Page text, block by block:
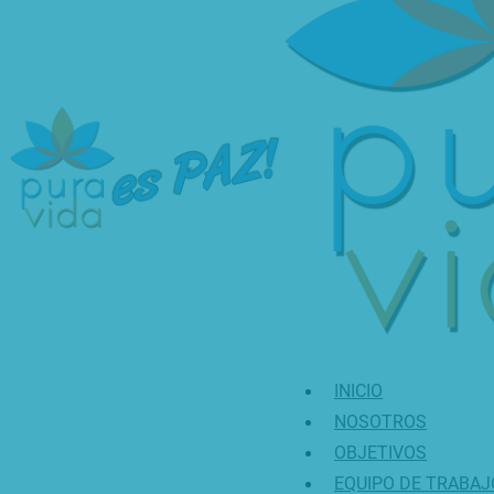
INICIO
NOSOTROS
OBJETIVOS
EQUIPO DE